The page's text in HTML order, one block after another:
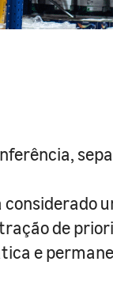
considerado
de
e